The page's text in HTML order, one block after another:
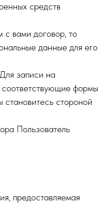
средств
с вами договор, то
данные для его
записи на
соответствующие формы
стороной
Пользователь
предоставляемая